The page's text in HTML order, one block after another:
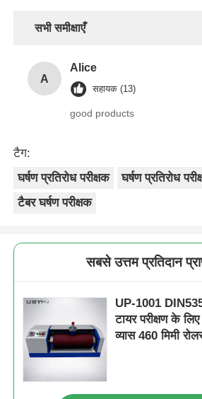
सभी समीक्षाएँ
A
Alice
सहायक (13)
good products
टैग:
घर्षण प्रतिरोध परीक्षक
घर्षण प्रतिरोध
टैबर घर्षण परीक्षक
सबसे उत्तम प्रतिदान
UP-1001
टायर परीक्षण के
व्यास 460 मिमी